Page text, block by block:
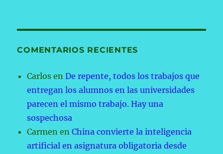
COMENTARIOS RECIENTES
Carlos enDe repente, todos los trabajos que
entregan los alumnos en las universidades
parecen el mismo trabajo. Hay una
sospechosa
Carmen enChina convierte la inteligencia
artificial en asignatura obligatoria desde